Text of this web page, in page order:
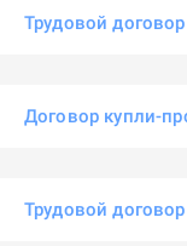
Трудовой
Договор купли-
Трудовой